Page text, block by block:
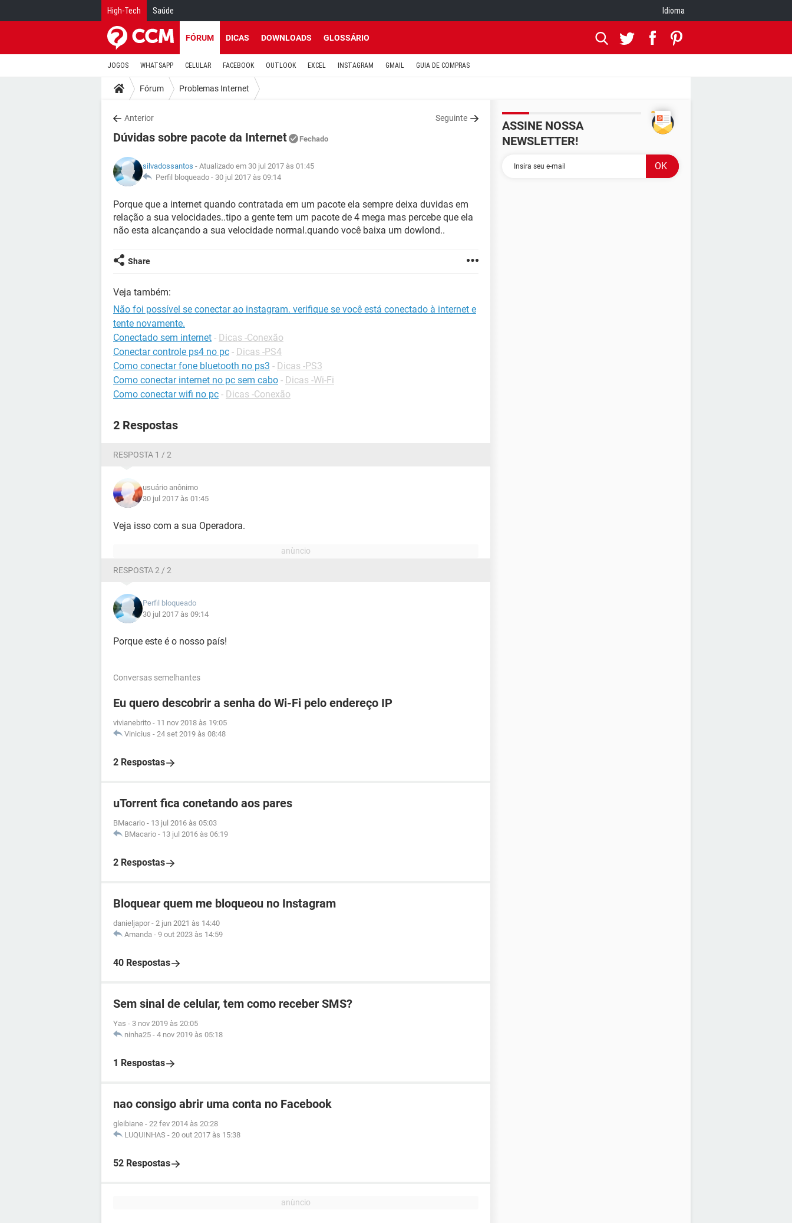
High-Tech Saúde Idioma
FÓRUM DICAS DOWNLOADS GLOSSÁRIO
JOGOS WHATSAPP CELULAR FACEBOOK OUTLOOK EXCEL INSTAGRAM GMAIL GUIA DE COMPRAS
Fórum Problemas Internet
Anterior Seguinte
Dúvidas sobre pacote da Internet Fechado
silvadossantos - Atualizado em 30 jul 2017 às 01:45
Perfil bloqueado - 30 jul 2017 às 09:14
Porque que a internet quando contratada em um pacote ela sempre deixa duvidas em
relação a sua velocidades..tipo a gente tem um pacote de 4 mega mas percebe que ela
não esta alcançando a sua velocidade normal.quando você baixa um dowlond..
Share
Veja também:
Não foi possível se conectar ao instagram. verifique se você está conectado à internet e
tente novamente.
Conectado sem internet - Dicas -Conexão
Conectar controle ps4 no pc - Dicas -PS4
Como conectar fone bluetooth no ps3 - Dicas -PS3
Como conectar internet no pc sem cabo - Dicas -Wi-Fi
Como conectar wifi no pc - Dicas -Conexão
2 Respostas
RESPOSTA 1 / 2
usuário anônimo
30 jul 2017 às 01:45
Veja isso com a sua Operadora.
RESPOSTA 2 / 2
Perfil bloqueado
30 jul 2017 às 09:14
Porque este é o nosso país!
Conversas semelhantes
Eu quero descobrir a senha do Wi-Fi pelo endereço IP
vivianebrito - 11 nov 2018 às 19:05
Vinicius - 24 set 2019 às 08:48
2 Respostas
uTorrent fica conetando aos pares
BMacario - 13 jul 2016 às 05:03
BMacario - 13 jul 2016 às 06:19
2 Respostas
Bloquear quem me bloqueou no Instagram
danieljapor - 2 jun 2021 às 14:40
Amanda - 9 out 2023 às 14:59
40 Respostas
Sem sinal de celular, tem como receber SMS?
Yas - 3 nov 2019 às 20:05
ninha25 - 4 nov 2019 às 05:18
1 Respostas
nao consigo abrir uma conta no Facebook
gleibiane - 22 fev 2014 às 20:28
LUQUINHAS - 20 out 2017 às 15:38
52 Respostas
ASSINE NOSSA
NEWSLETTER!